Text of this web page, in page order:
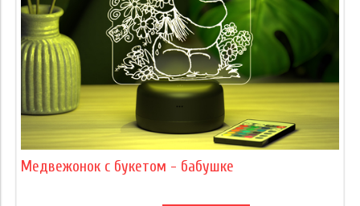
Медвежонок с букетом - бабушке